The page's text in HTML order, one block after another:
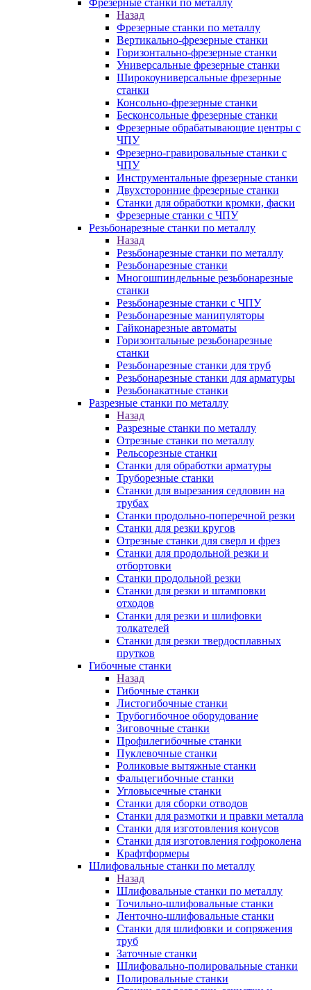
Фрезерные станки по металлу
Назад
Фрезерные станки по металлу
Вертикально-фрезерные станки
Горизонтально-фрезерные станки
Универсальные фрезерные станки
Широкоуниверсальные фрезерные
станки
Консольно-фрезерные станки
Бесконсольные фрезерные станки
Фрезерные обрабатывающие центры с
ЧПУ
Фрезерно-гравировальные станки с
ЧПУ
Инструментальные фрезерные станки
Двухсторонние фрезерные станки
Станки для обработки кромки, фаски
Фрезерные станки с ЧПУ
Резьбонарезные станки по металлу
Назад
Резьбонарезные станки по металлу
Резьбонарезные станки
Многошпиндельные резьбонарезные
станки
Резьбонарезные станки с ЧПУ
Резьбонарезные манипуляторы
Гайконарезные автоматы
Горизонтальные резьбонарезные
станки
Резьбонарезные станки для труб
Резьбонарезные станки для арматуры
Резьбонакатные станки
Разрезные станки по металлу
Назад
Разрезные станки по металлу
Отрезные станки по металлу
Рельсорезные станки
Станки для обработки арматуры
Труборезные станки
Станки для вырезания седловин на
трубаx
Станки продольно-поперечной резки
Станки для резки кругов
Отрезные станки для сверл и фрез
Станки для продольной резки и
отбортовки
Станки продольной резки
Станки для резки и штамповки
отходов
Станки для резки и шлифовки
толкателей
Станки для резки твердосплавных
прутков
Гибочные станки
Назад
Гибочные станки
Листогибочные станки
Трубогибочное оборудование
Зиговочные станки
Профилегибочные станки
Пуклевочные станки
Роликовые вытяжные станки
Фальцегибочные станки
Угловысечные станки
Станки для сборки отводов
Станки для размотки и правки металла
Станки для изготовления конусов
Станки для изготовления гофроколена
Крафтформеры
Шлифовальные станки по металлу
Назад
Шлифовальные станки по металлу
Точильно-шлифовальные станки
Ленточно-шлифовальные станки
Станки для шлифовки и сопряжения
труб
Заточные станки
Шлифовально-полировальные станки
Полировальные станки